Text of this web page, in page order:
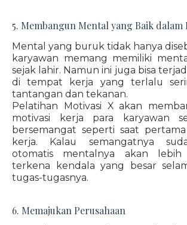
5. Membangun Mental yang Baik dalam
Mental yang buruk tidak hanya
karyawan memang memiliki
sejak lahir. Namun ini juga bisa
di tempat kerja yang terlalu
tantangan dan tekanan.
Pelatihan Motivasi X akan
motivasi kerja para karyawan
bersemangat seperti saat
kerja. Kalau semangatnya
otomatis mentalnya akan
terkena kendala yang besar
tugas-tugasnya.
6. Memajukan Perusahaan